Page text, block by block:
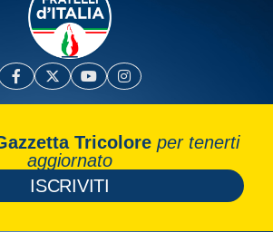
Tricolore per tenerti
aggiornato
ISCRIVITI